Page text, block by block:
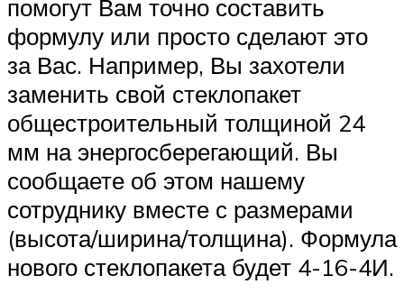
помогут Вам точно составить
формулу или просто сделают это
за Вас. Например, Вы захотели
заменить свой стеклопакет
общестроительный толщиной 24
мм на энергосберегающий. Вы
сообщаете об этом нашему
сотруднику вместе с размерами
(высота/ширина/толщина). Формула
нового стеклопакета будет 4-16-4И.